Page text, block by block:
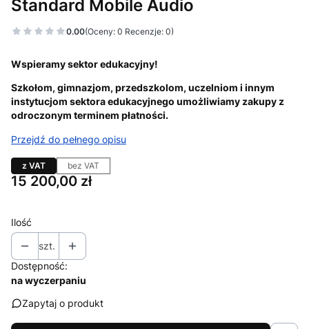
Standard Mobile Audio
0.00(Oceny: 0 Recenzje: 0)
Wspieramy sektor edukacyjny!
Szkołom, gimnazjom, przedszkolom, uczelniom i innym
instytucjom sektora edukacyjnego umożliwiamy zakupy z
odroczonym terminem płatności.
Przejdź do pełnego opisu
z VAT bez VAT
Cena
15 200,00 zł
Ilość
szt.
Dostępność:
na wyczerpaniu
Zapytaj o produkt